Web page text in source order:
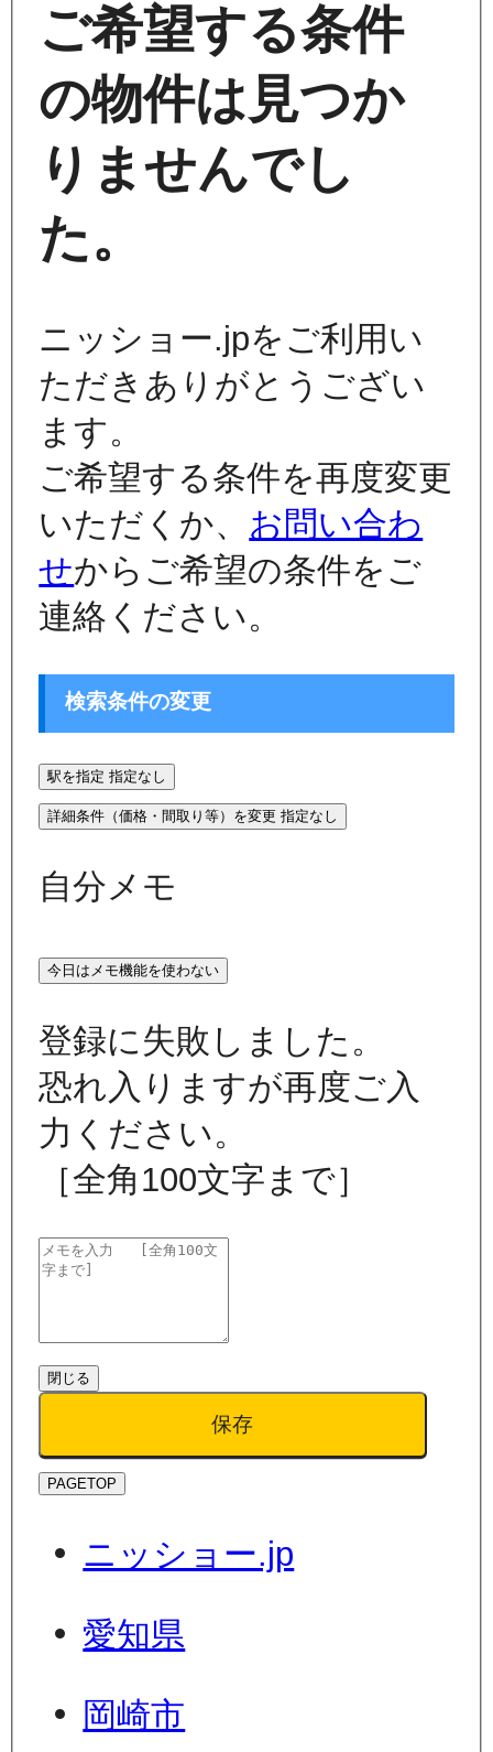
ご希望する条件
の物件は見つか
りませんでし
た。
ニッショー.jpをご利用い
ただきありがとうござい
ます。
ご希望する条件を再度変更
いただくか、 お問い合わ
せからご希望の条件をご
連絡ください。
検索条件の変更
駅を指定 指定なし
詳細条件（価格・間取り等）を変更 指定なし
自分メモ
今日はメモ機能を使わない
登録に失敗しました。
恐れ入りますが再度ご入
力ください。
［全角100文字まで］
閉じる
保存
PAGETOP
ニッショー.jp
愛知県
岡崎市